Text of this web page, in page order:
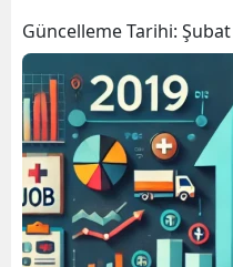
Güncelleme Tarihi: Şubat